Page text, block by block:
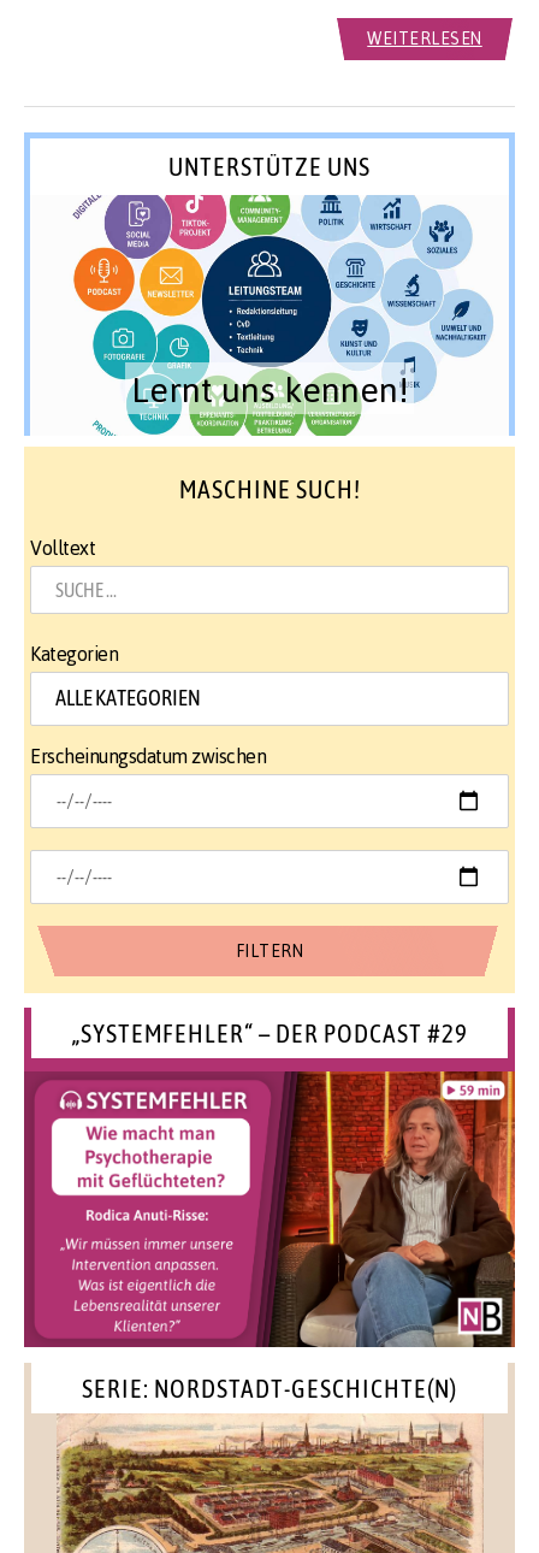
WEITERLESEN
UNTERSTÜTZE UNS
Lernt uns kennen!
MASCHINE SUCH!
Volltext
Kategorien
Erscheinungsdatum zwischen
„SYSTEMFEHLER“ – DER PODCAST #29
SERIE: NORDSTADT-GESCHICHTE(N)